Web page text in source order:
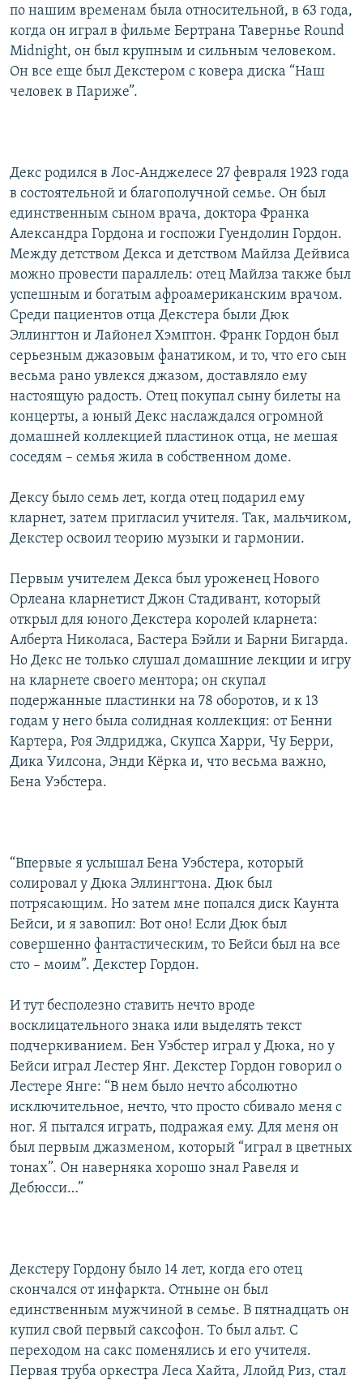
по нашим временам была относительной, в 63 года,
когда он играл в фильме Бертрана Тавернье Round
Midnight, он был крупным и сильным человеком.
Он все еще был Декстером с ковера диска “Наш
человек в Париже”.
Декс родился в Лос-Анджелесе 27 февраля 1923 года
в состоятельной и благополучной семье. Он был
единственным сыном врача, доктора Франка
Александра Гордона и госпожи Гуендолин Гордон.
Между детством Декса и детством Майлза Дейвиса
можно провести параллель: отец Майлза также был
успешным и богатым афроамериканским врачом.
Среди пациентов отца Декстера были Дюк
Эллингтон и Лайонел Хэмптон. Франк Гордон был
серьезным джазовым фанатиком, и то, что его сын
весьма рано увлекся джазом, доставляло ему
настоящую радость. Отец покупал сыну билеты на
концерты, а юный Декс наслаждался огромной
домашней коллекцией пластинок отца, не мешая
соседям – семья жила в собственном доме.
Дексу было семь лет, когда отец подарил ему
кларнет, затем пригласил учителя. Так, мальчиком,
Декстер освоил теорию музыки и гармонии.
Первым учителем Декса был уроженец Нового
Орлеана кларнетист Джон Стадивант, который
открыл для юного Декстера королей кларнета:
Алберта Николаса, Бастера Бэйли и Барни Бигарда.
Но Декс не только слушал домашние лекции и игру
на кларнете своего ментора; он скупал
подержанные пластинки на 78 оборотов, и к 13
годам у него была солидная коллекция: от Бенни
Картера, Роя Элдриджа, Скупса Харри, Чу Берри,
Дика Уилсона, Энди Кёрка и, что весьма важно,
Бена Уэбстера.
“Впервые я услышал Бена Уэбстера, который
солировал у Дюка Эллингтона. Дюк был
потрясающим. Но затем мне попался диск Каунта
Бейси, и я завопил: Вот оно! Если Дюк был
совершенно фантастическим, то Бейси был на все
сто – моим”. Декстер Гордон.
И тут бесполезно ставить нечто вроде
восклицательного знака или выделять текст
подчеркиванием. Бен Уэбстер играл у Дюка, но у
Бейси играл Лестер Янг. Декстер Гордон говорил о
Лестере Янге: “В нем было нечто абсолютно
исключительное, нечто, что просто сбивало меня с
ног. Я пытался играть, подражая ему. Для меня он
был первым джазменом, который “играл в цветных
тонах”. Он наверняка хорошо знал Равеля и
Дебюсси…”
Декстеру Гордону было 14 лет, когда его отец
скончался от инфаркта. Отныне он был
единственным мужчиной в семье. В пятнадцать он
купил свой первый саксофон. То был альт. С
переходом на сакс поменялись и его учителя.
Первая труба оркестра Леса Хайта, Ллойд Риз, стал